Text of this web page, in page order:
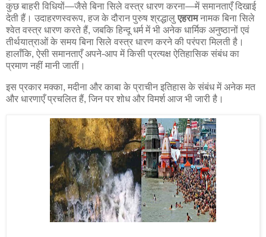
कुछ बाहरी विधियों—जैसे बिना सिले वस्त्र धारण करना—में समानताएँ दिखाई
देती हैं। उदाहरणस्वरूप, हज के दौरान पुरुष श्रद्धालुएहरामनामक बिना सिले
श्वेत वस्त्र धारण करते हैं, जबकि हिन्दू धर्म में भी अनेक धार्मिक अनुष्ठानों एवं
तीर्थयात्राओं के समय बिना सिले वस्त्र धारण करने की परंपरा मिलती है।
हालाँकि, ऐसी समानताएँ अपने-आप में किसी प्रत्यक्ष ऐतिहासिक संबंध का
प्रमाण नहीं मानी जातीं।
इस प्रकार मक्का, मदीना और काबा के प्राचीन इतिहास के संबंध में अनेक मत
और धारणाएँ प्रचलित हैं, जिन पर शोध और विमर्श आज भी जारी है।